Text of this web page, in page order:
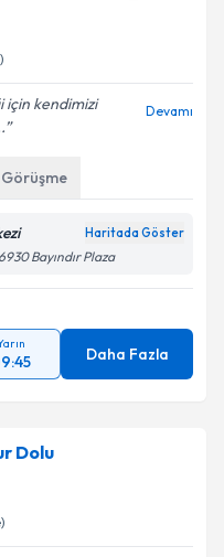
için kendimizi
Devamı
Haritada Göster
Bayındır Plaza
Daha Fazla
Dolu